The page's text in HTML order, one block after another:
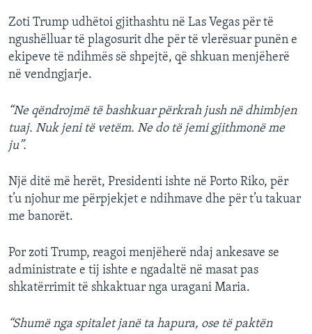
Zoti Trump udhëtoi gjithashtu në Las Vegas për të
ngushëlluar të plagosurit dhe për të vlerësuar punën e
ekipeve të ndihmës së shpejtë, që shkuan menjëherë
në vendngjarje.
“Ne qëndrojmë të bashkuar përkrah jush në dhimbjen
tuaj. Nuk jeni të vetëm. Ne do të jemi gjithmonë me
ju”.
Një ditë më herët, Presidenti ishte në Porto Riko, për
t’u njohur me përpjekjet e ndihmave dhe për t’u takuar
me banorët.
Por zoti Trump, reagoi menjëherë ndaj ankesave se
administrate e tij ishte e ngadaltë në masat pas
shkatërrimit të shkaktuar nga uragani Maria.
“Shumë nga spitalet janë ta hapura, ose të paktën